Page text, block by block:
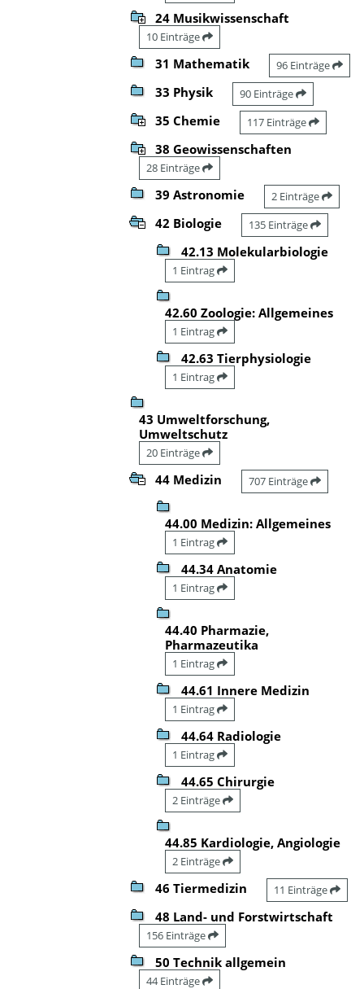
24 Musikwissenschaft
10 Einträge
31 Mathematik 96 Einträge
33 Physik 90 Einträge
35 Chemie 117 Einträge
38 Geowissenschaften
28 Einträge
39 Astronomie 2 Einträge
42 Biologie 135 Einträge
42.13 Molekularbiologie
1 Eintrag
42.60 Zoologie: Allgemeines
1 Eintrag
42.63 Tierphysiologie
1 Eintrag
43 Umweltforschung,
Umweltschutz
20 Einträge
44 Medizin 707 Einträge
44.00 Medizin: Allgemeines
1 Eintrag
44.34 Anatomie
1 Eintrag
44.40 Pharmazie,
Pharmazeutika
1 Eintrag
44.61 Innere Medizin
1 Eintrag
44.64 Radiologie
1 Eintrag
44.65 Chirurgie
2 Einträge
44.85 Kardiologie, Angiologie
2 Einträge
46 Tiermedizin 11 Einträge
48 Land- und Forstwirtschaft
156 Einträge
50 Technik allgemein
44 Einträge